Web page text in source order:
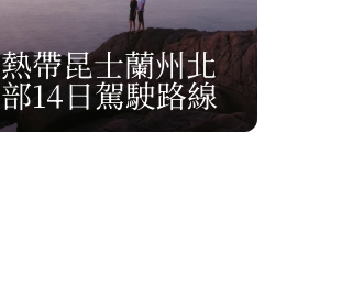
熱帶昆士蘭州北
部14日駕駛路線